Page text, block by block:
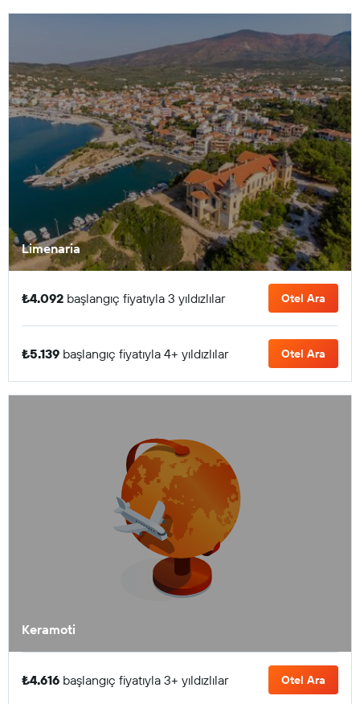
Limenaria
₺4.092 başlangıç fiyatıyla 3 yıldızlılar Otel Ara
₺5.139 başlangıç fiyatıyla 4+ yıldızlılar Otel Ara
Keramoti
₺4.616 başlangıç fiyatıyla 3+ yıldızlılar Otel Ara